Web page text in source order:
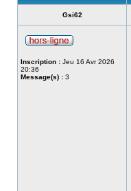
Gsi62
Inscription : Jeu 16 Avr 2026
20:36
Message(s) : 3